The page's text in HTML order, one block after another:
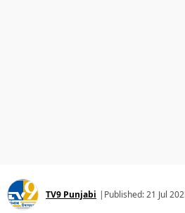
TV9 Punjabi | Published:21 Jul